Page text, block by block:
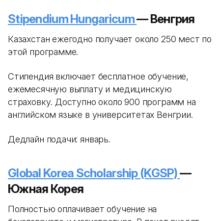
Stipendium Hungaricum— Венгрия
Казахстан ежегодно получает около 250 мест по
этой программе.
Стипендия включает бесплатное обучение,
ежемесячную выплату и медицинскую
страховку. Доступно около 900 программ на
английском языке в университетах Венгрии.
Дедлайн подачи: январь.
Global Korea Scholarship (KGSP)—
Южная Корея
Полностью оплачивает обучение на